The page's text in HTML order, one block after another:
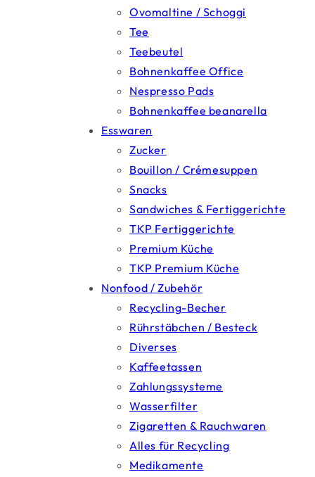
Ovomaltine / Schoggi
Tee
Teebeutel
Bohnenkaffee Office
Nespresso Pads
Bohnenkaffee beanarella
Esswaren
Zucker
Bouillon / Crémesuppen
Snacks
Sandwiches & Fertiggerichte
TKP Fertiggerichte
Premium Küche
TKP Premium Küche
Nonfood / Zubehör
Recycling-Becher
Rührstäbchen / Besteck
Diverses
Kaffeetassen
Zahlungssysteme
Wasserfilter
Zigaretten & Rauchwaren
Alles für Recycling
Medikamente